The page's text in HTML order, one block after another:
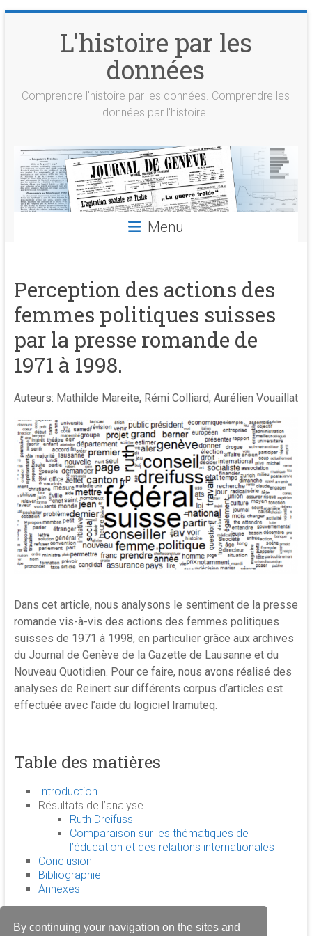
By continuing your navigation on the sites and
L'histoire par les
données
Comprendre l'histoire par les données. Comprendre les
données par l'histoire.
Menu
Perception des actions des
femmes politiques suisses
par la presse romande de
1971 à 1998.
Auteurs: Mathilde Mareite, Rémi Colliard, Aurélien Vouaillat
Dans cet article, nous analysons le sentiment de la presse
romande vis-à-vis des actions des femmes politiques
suisses de 1971 à 1998, en particulier grâce aux archives
du Journal de Genève de la Gazette de Lausanne et du
Nouveau Quotidien. Pour ce faire, nous avons réalisé des
analyses de Reinert sur différents corpus d’articles est
effectuée avec l’aide du logiciel Iramuteq.
Table des matières
Introduction
Résultats de l’analyse
Ruth Dreifuss
Comparaison sur les thématiques de
l’éducation et des relations internationales
Conclusion
Bibliographie
Annexes